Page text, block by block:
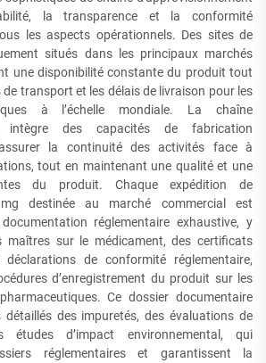
la transparence et la conformité
les aspects opérationnels. Des sites de
situés dans les principaux marchés
une disponibilité constante du produit tout
transport et les délais de livraison pour les
à l’échelle mondiale. La chaîne
intègre des capacités de fabrication
la continuité des activités face à
tout en maintenant une qualité et une
du produit. Chaque expédition de
destinée au marché commercial est
réglementaire exhaustive, y
maîtres sur le médicament, des certificats
de conformité réglementaire,
d’enregistrement du produit sur les
Ce dossier documentaire
des impuretés, des évaluations de
études d’impact environnemental, qui
réglementaires et garantissent la